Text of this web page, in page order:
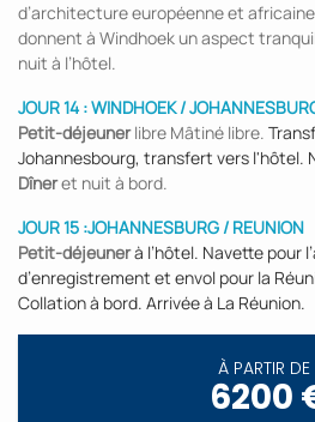
d’architecture européenne et
donnent à Windhoek un aspect
nuit à l’hôtel.
JOUR 14 : WINDHOEK /
Petit-déjeunerlibre Mâtiné libre.
Johannesbourg, transfert vers l'hôtel.
Dîneret nuit à bord.
JOUR 15 :JOHANNESBURG / REUNION
Petit-déjeunerà l’hôtel. Navette pour
d’enregistrement et envol pour la
Collation à bord. Arrivée à La Réunion.
À PARTIR DE
6200